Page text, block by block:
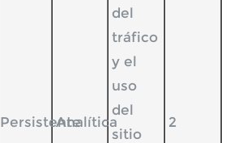
Persistente
Analítica
del
tráfico
y el
uso
del
sitio
2